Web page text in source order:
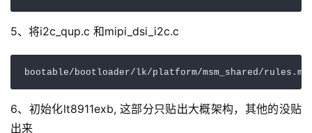
5、将i2c_qup.c 和mipi_dsi_i2c.c
bootable/bootloader/lk/platform/msm_shared/rules.mk
6、初始化lt8911exb, 这部分只贴出大概架构，其他的没贴
出来